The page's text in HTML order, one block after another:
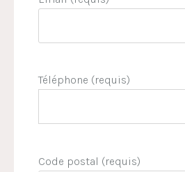
Téléphone (requis)
Code postal (requis)